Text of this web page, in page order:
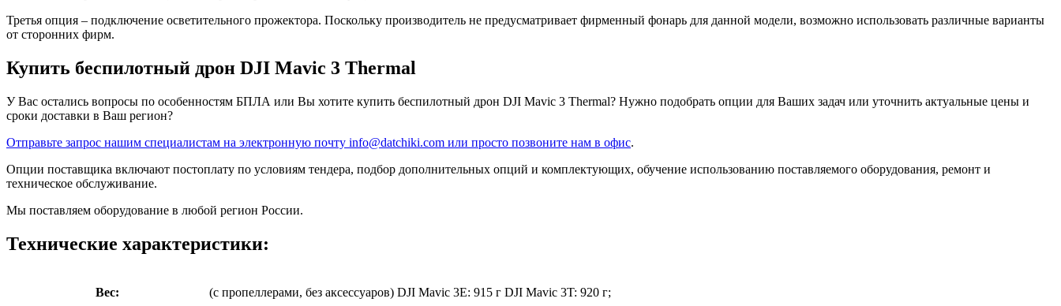
Третья опция – подключение осветительного прожектора. Поскольку производитель не предусматривает фирменный фонарь для данной модели, возможно использовать различные варианты
от сторонних фирм.
Купить беспилотный дрон DJI Mavic 3 Thermal
У Вас остались вопросы по особенностям БПЛА или Вы хотите купить беспилотный дрон DJI Mavic 3 Thermal? Нужно подобрать опции для Ваших задач или уточнить актуальные цены и
сроки доставки в Ваш регион?
Отправьте запрос нашим специалистам на электронную почту info@datchiki.com или просто позвоните нам в офис.
Опции поставщика включают постоплату по условиям тендера, подбор дополнительных опций и комплектующих, обучение использованию поставляемого оборудования, ремонт и
техническое обслуживание.
Мы поставляем оборудование в любой регион России.
Технические характеристики:
Вес: (с пропеллерами, без аксессуаров) DJI Mavic 3E: 915 г DJI Mavic 3T: 920 г;